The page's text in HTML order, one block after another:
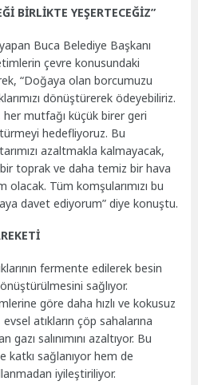
BİRLİKTE YEŞERTECEĞİZ”
Buca Belediye Başkanı
çevre konusundaki
“Doğaya olan borcumuzu
dönüştürerek ödeyebiliriz.
mutfağı küçük birer geri
hedefliyoruz. Bu
azaltmakla kalmayacak,
bir toprak ve daha temiz bir hava
olacak. Tüm komşularımızı bu
davet ediyorum” diye konuştu.
fermente edilerek besin
sağlıyor.
göre daha hızlı ve kokusuz
atıkların çöp sahalarına
salınımını azaltıyor. Bu
katkı sağlanıyor hem de
iyileştiriliyor.